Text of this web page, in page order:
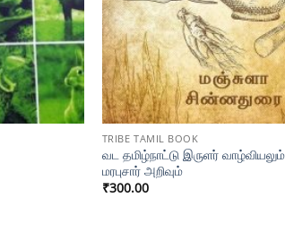
TRIBE TAMIL BOOK
வட தமிழ்நாட்டு இருளர்
மரபுசார் அறிவும்
₹300.00